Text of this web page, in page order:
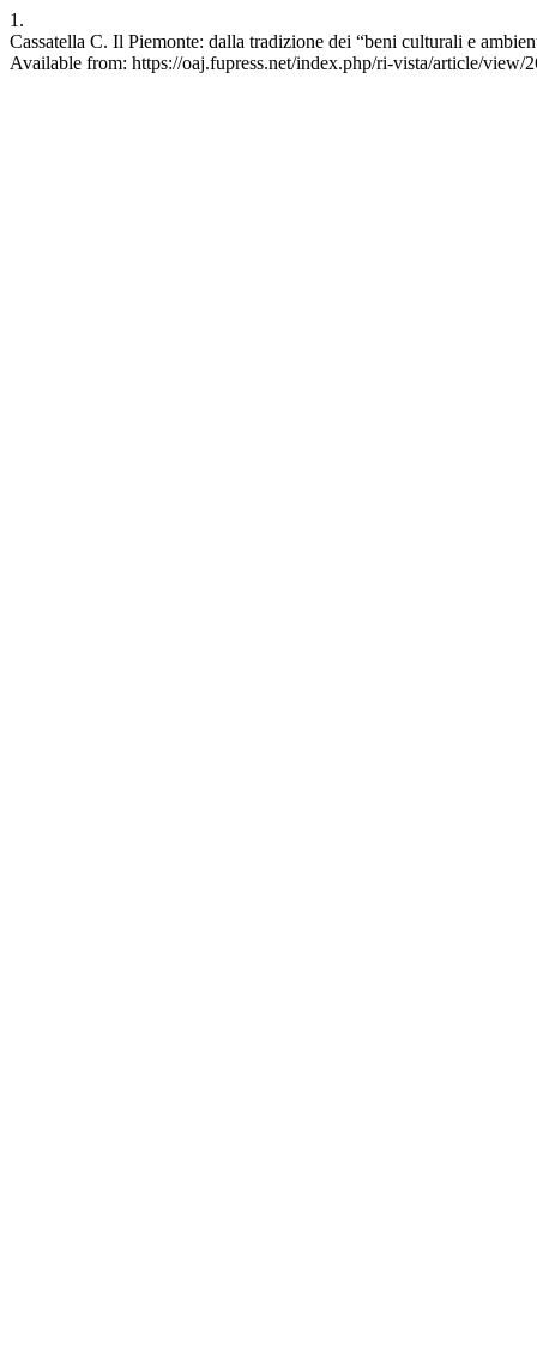
1.
Cassatella C. Il Piemonte: dalla tradizione dei “beni culturali e
Available from: https://oaj.fupress.net/index.php/ri-vista/article/view/